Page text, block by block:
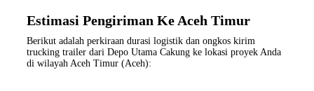
Estimasi Pengiriman Ke Aceh Timur
Berikut adalah perkiraan durasi logistik dan ongkos kirim
trucking trailer dari Depo Utama Cakung ke lokasi proyek Anda
di wilayah Aceh Timur (Aceh):